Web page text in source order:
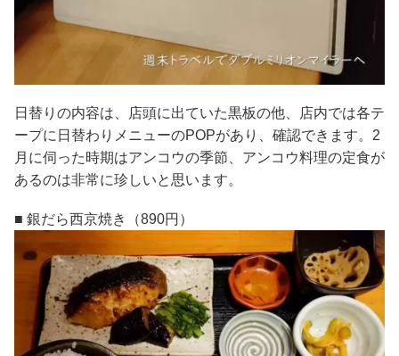
日替りの内容は、店頭に出ていた黒板の他、店内では各テ
ープに日替わりメニューのPOPがあり、確認できます。2
月に伺った時期はアンコウの季節、アンコウ料理の定食が
あるのは非常に珍しいと思います。
■ 銀だら西京焼き（890円）